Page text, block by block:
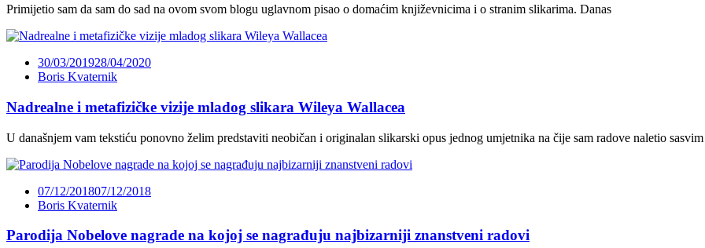
Primijetio sam da sam do sad na ovom svom blogu uglavnom pisao o domaćim književnicima i o stranim slikarima. Danas
30/03/201928/04/2020
Boris Kvaternik
Nadrealne i metafizičke vizije mladog slikara Wileya Wallacea
U današnjem vam tekstiću ponovno želim predstaviti neobičan i originalan slikarski opus jednog umjetnika na čije sam radove naletio sasvim
07/12/201807/12/2018
Boris Kvaternik
Parodija Nobelove nagrade na kojoj se nagrađuju najbizarniji znanstveni radovi